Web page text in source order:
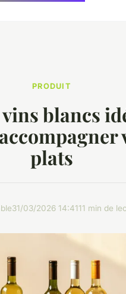
PRODUIT
blancs
plats
31/03/2026 14:4111 min de